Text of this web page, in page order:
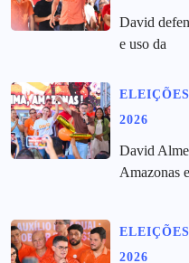
David
e uso da
ELEIÇÕES
2026
David
Amazonas
ELEIÇÕES
2026